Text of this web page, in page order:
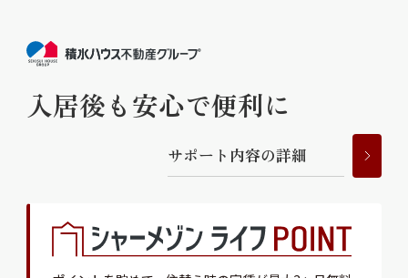
入居後も安心で便利に
サポー ト 内容の詳細